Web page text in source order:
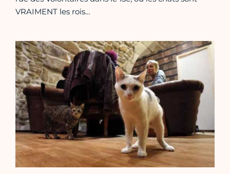
VRAIMENT les rois…